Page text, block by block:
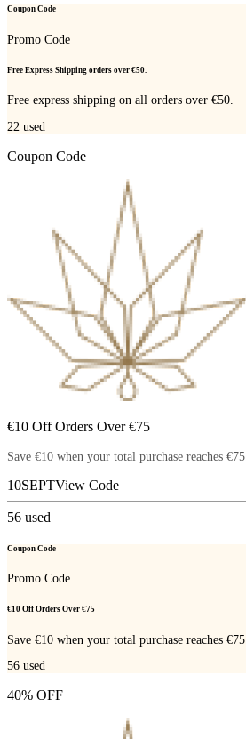
Coupon Code
Promo Code
Free Express Shipping orders over €50.
Free express shipping on all orders over €50.
22 used
Coupon Code
€10 Off Orders Over €75
Save €10 when your total purchase reaches €75.
10SEPTView Code
56 used
Coupon Code
Promo Code
€10 Off Orders Over €75
Save €10 when your total purchase reaches €75.
56 used
40% OFF